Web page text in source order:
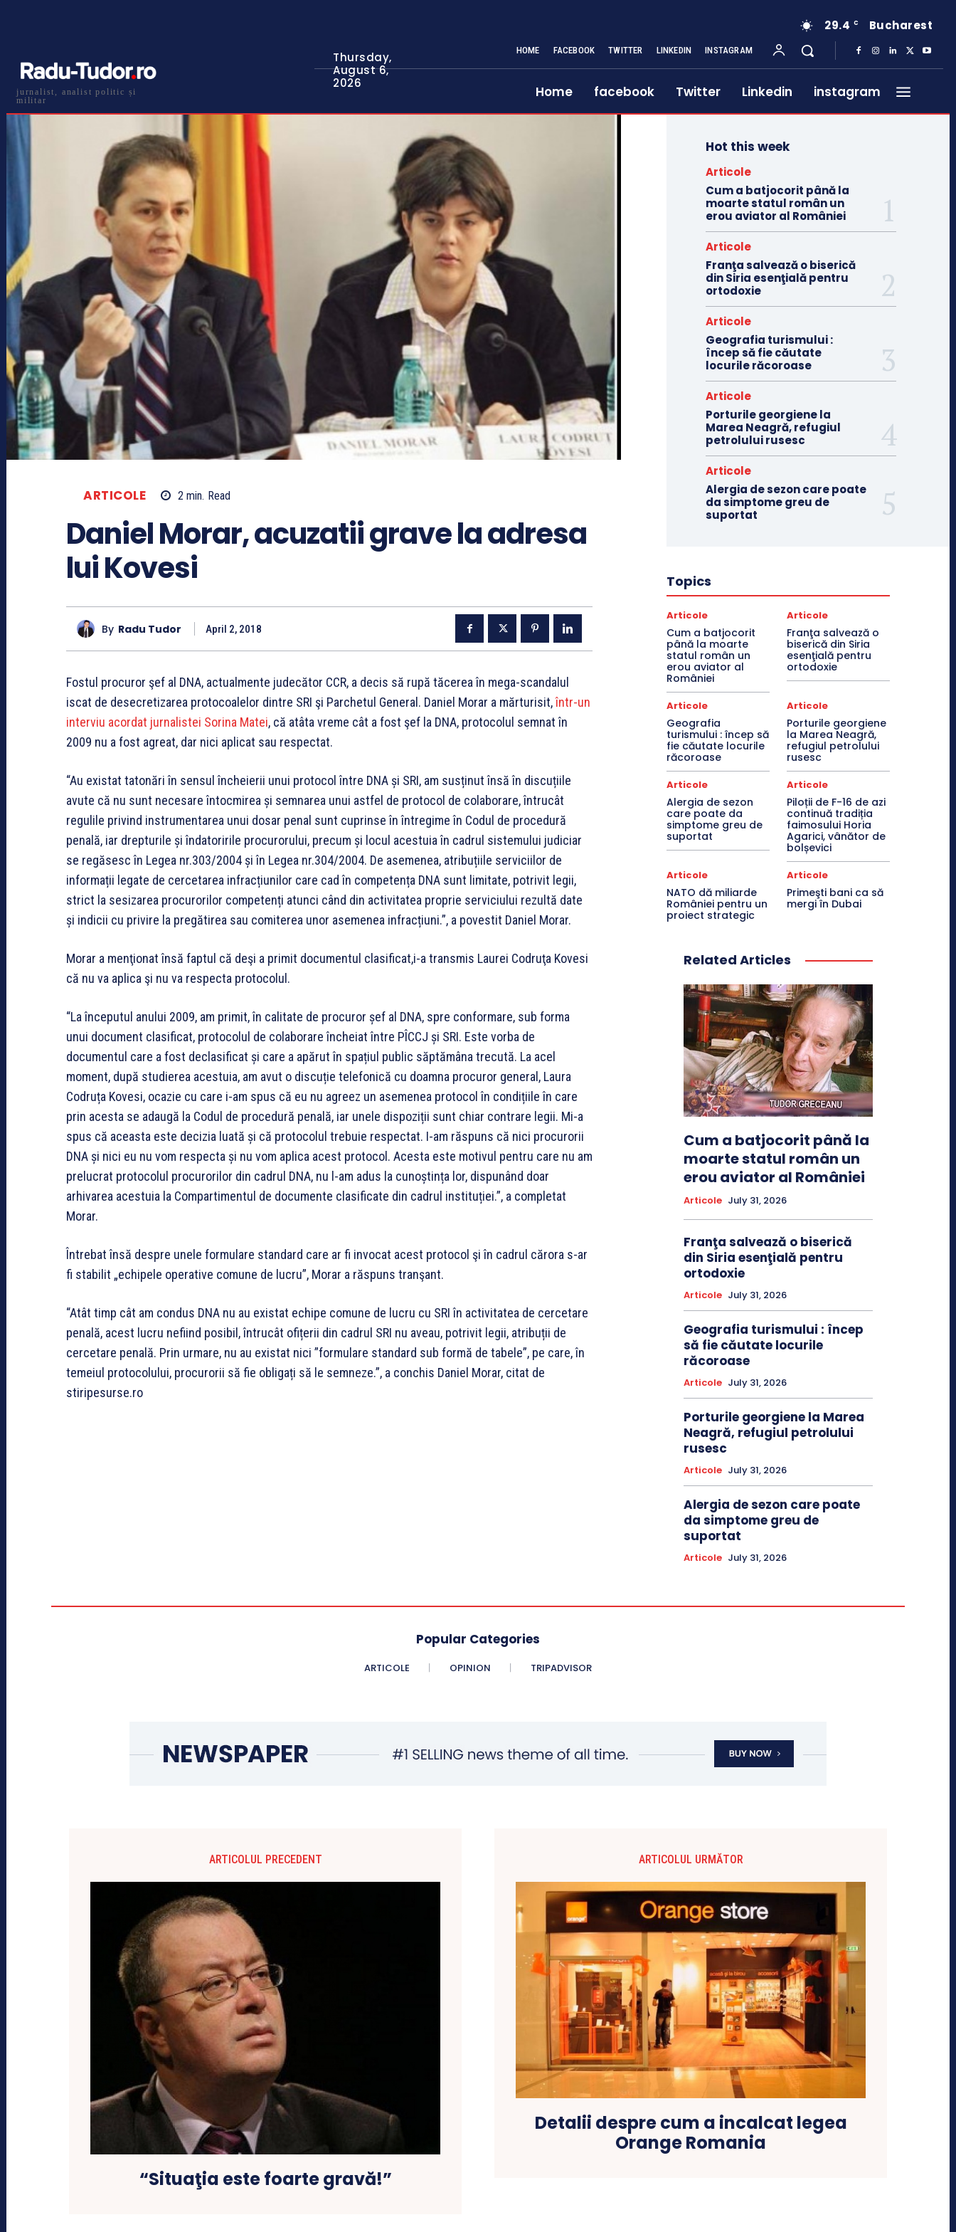
jurnalist, analist politic și
militar
Thursday,
August 6,
2026
29.4 C Bucharest
HOME FACEBOOK TWITTER LINKEDIN INSTAGRAM
Home facebook Twitter Linkedin instagram
ARTICOLE 2 min. Read
Daniel Morar, acuzatii grave la adresa
lui Kovesi
By Radu Tudor April 2, 2018
Fostul procuror şef al DNA, actualmente judecător CCR, a decis să rupă tăcerea în mega-scandalul
iscat de desecretizarea protocoalelor dintre SRI şi Parchetul General. Daniel Morar a mărturisit,într-un
interviu acordat jurnalistei Sorina Matei, că atâta vreme cât a fost şef la DNA, protocolul semnat în
2009 nu a fost agreat, dar nici aplicat sau respectat.
“Au existat tatonări în sensul încheierii unui protocol între DNA și SRI, am susținut însă în discuțiile
avute că nu sunt necesare întocmirea și semnarea unui astfel de protocol de colaborare, întrucât
regulile privind instrumentarea unui dosar penal sunt cuprinse în întregime în Codul de procedură
penală, iar drepturile și îndatoririle procurorului, precum și locul acestuia în cadrul sistemului judiciar
se regăsesc în Legea nr.303/2004 și în Legea nr.304/2004. De asemenea, atribuțiile serviciilor de
informații legate de cercetarea infracțiunilor care cad în competența DNA sunt limitate, potrivit legii,
strict la sesizarea procurorilor competenți atunci când din activitatea proprie serviciului rezultă date
și indicii cu privire la pregătirea sau comiterea unor asemenea infracțiuni.”, a povestit Daniel Morar.
Morar a menţionat însă faptul că deşi a primit documentul clasificat,i-a transmis Laurei Codruţa Kovesi
că nu va aplica şi nu va respecta protocolul.
“La începutul anului 2009, am primit, în calitate de procuror șef al DNA, spre conformare, sub forma
unui document clasificat, protocolul de colaborare încheiat între PÎCCJ și SRI. Este vorba de
documentul care a fost declasificat și care a apărut în spațiul public săptămâna trecută. La acel
moment, după studierea acestuia, am avut o discuție telefonică cu doamna procuror general, Laura
Codruța Kovesi, ocazie cu care i-am spus că eu nu agreez un asemenea protocol în condițiile în care
prin acesta se adaugă la Codul de procedură penală, iar unele dispoziții sunt chiar contrare legii. Mi-a
spus că aceasta este decizia luată și că protocolul trebuie respectat. I-am răspuns că nici procurorii
DNA și nici eu nu vom respecta și nu vom aplica acest protocol. Acesta este motivul pentru care nu am
prelucrat protocolul procurorilor din cadrul DNA, nu l-am adus la cunoștința lor, dispunând doar
arhivarea acestuia la Compartimentul de documente clasificate din cadrul instituției.”, a completat
Morar.
Întrebat însă despre unele formulare standard care ar fi invocat acest protocol şi în cadrul cărora s-ar
fi stabilit „echipele operative comune de lucru”, Morar a răspuns tranşant.
“Atât timp cât am condus DNA nu au existat echipe comune de lucru cu SRI în activitatea de cercetare
penală, acest lucru nefiind posibil, întrucât ofițerii din cadrul SRI nu aveau, potrivit legii, atribuții de
cercetare penală. Prin urmare, nu au existat nici ”formulare standard sub formă de tabele”, pe care, în
temeiul protocolului, procurorii să fie obligați să le semneze.”, a conchis Daniel Morar, citat de
stiripesurse.ro
Hot this week
Articole
Cum a batjocorit până la
moarte statul român un
erou aviator al României
Articole
Franţa salvează o biserică
din Siria esenţială pentru
ortodoxie
Articole
Geografia turismului :
încep să fie căutate
locurile răcoroase
Articole
Porturile georgiene la
Marea Neagră, refugiul
petrolului rusesc
Articole
Alergia de sezon care poate
da simptome greu de
suportat
Topics
Articole
Cum a batjocorit
până la moarte
statul român un
erou aviator al
României
Articole
Franţa salvează o
biserică din Siria
esenţială pentru
ortodoxie
Articole
Geografia
turismului : încep să
fie căutate locurile
răcoroase
Articole
Porturile georgiene
la Marea Neagră,
refugiul petrolului
rusesc
Articole
Alergia de sezon
care poate da
simptome greu de
suportat
Articole
Piloții de F-16 de azi
continuă tradiția
faimosului Horia
Agarici, vânător de
bolșevici
Articole
NATO dă miliarde
României pentru un
proiect strategic
Articole
Primeşti bani ca să
mergi în Dubai
Related Articles
Cum a batjocorit până la
moarte statul român un
erou aviator al României
Articole July 31, 2026
Franţa salvează o biserică
din Siria esenţială pentru
ortodoxie
Articole July 31, 2026
Geografia turismului : încep
să fie căutate locurile
răcoroase
Articole July 31, 2026
Porturile georgiene la Marea
Neagră, refugiul petrolului
rusesc
Articole July 31, 2026
Alergia de sezon care poate
da simptome greu de
suportat
Articole July 31, 2026
Popular Categories
ARTICOLE OPINION TRIPADVISOR
ARTICOLUL PRECEDENT
“Situaţia este foarte gravă!”
ARTICOLUL URMĂTOR
Detalii despre cum a incalcat legea
Orange Romania